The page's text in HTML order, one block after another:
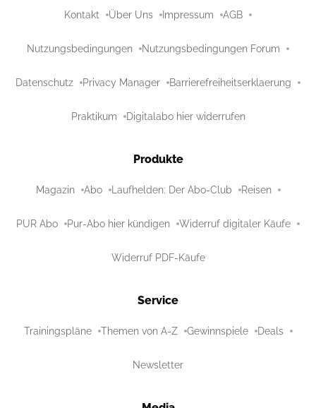
Kontakt Über Uns Impressum AGB
Nutzungsbedingungen Nutzungsbedingungen Forum
Datenschutz Privacy Manager Barrierefreiheitserklaerung
Praktikum Digitalabo hier widerrufen
Produkte
Magazin Abo Laufhelden: Der Abo-Club Reisen
PUR Abo Pur-Abo hier kündigen Widerruf digitaler Käufe
Widerruf PDF-Käufe
Service
Trainingspläne Themen von A-Z Gewinnspiele Deals
Newsletter